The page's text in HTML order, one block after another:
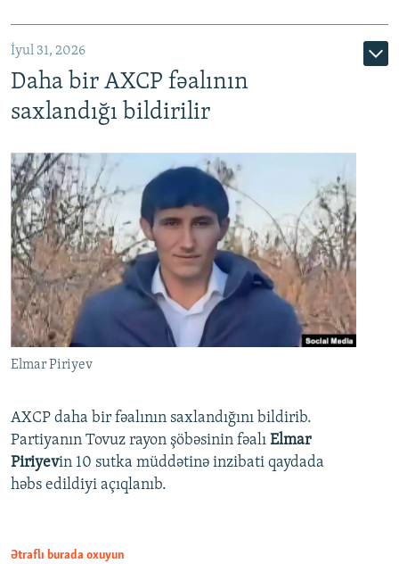
İyul 31, 2026
Daha bir AXCP fəalının
saxlandığı bildirilir
Elmar Piriyev
AXCP daha bir fəalının saxlandığını bildirib.
Partiyanın Tovuz rayon şöbəsinin fəalı Elmar
Piriyevin 10 sutka müddətinə inzibati qaydada
həbs edildiyi açıqlanıb.
Ətraflı burada oxuyun